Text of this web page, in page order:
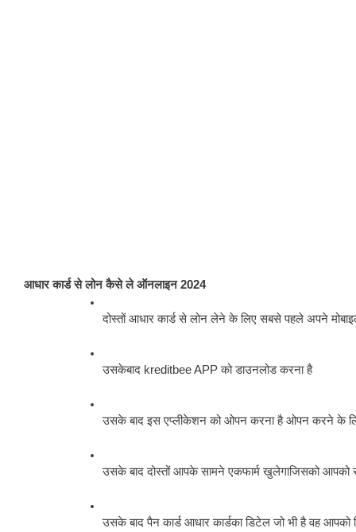
आधार कार्ड से लोन कैसे ले ऑनलाइन 2024
दोस्तों आधार कार्ड से लोन लेने के लिए सबसे पहले अपने
उसकेबाद kreditbee APP को डाउनलोड करना है
उसके बाद इस एप्लीकेशन को ओपन करना है ओपन करने के
उसके बाद दोस्तों आपके सामने एकफार्म खुलेगाजिसको आपको
उसके बाद पैन कार्ड आधार कार्डका डिटेल जो भी है वह